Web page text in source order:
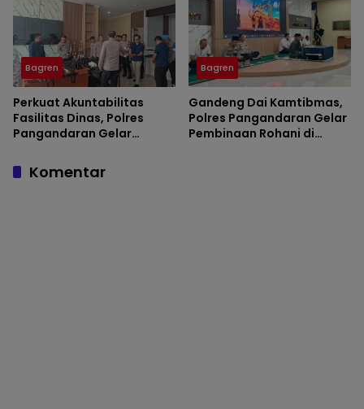
Bagren
Perkuat Akuntabilitas
Fasilitas Dinas, Polres
Pangandaran Gelar
Bagren
Gandeng Dai Kamtibmas,
Polres Pangandaran Gelar
Pembinaan Rohani di
Komentar